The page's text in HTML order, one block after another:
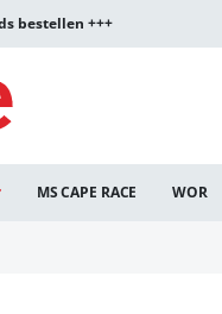
bestellen +++
MS CAPE RACE WOR